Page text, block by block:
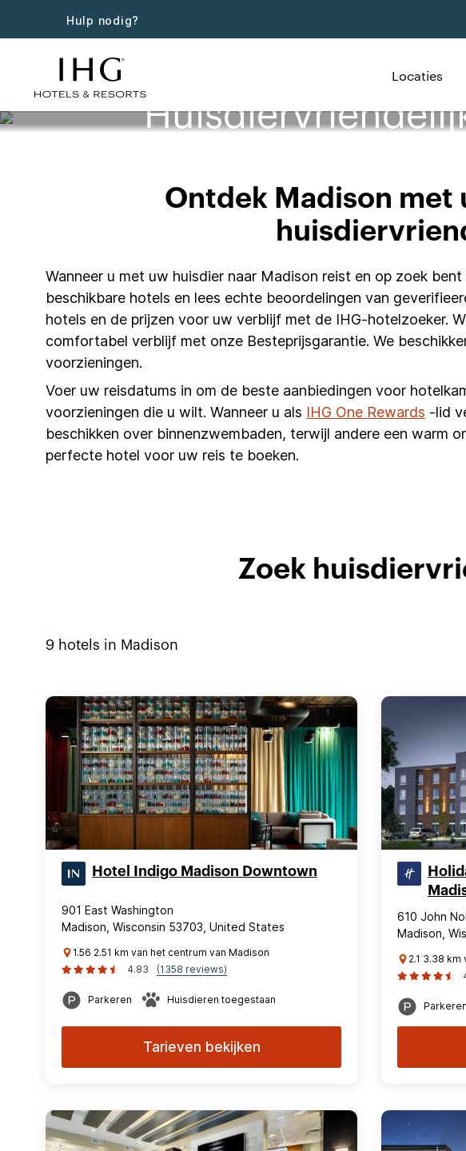
Hulp nodig?
Locaties
Ontdek Madison met
Wanneer u met uw huisdier naar Madison reist en op zoek
beschikbare hotels en lees echte beoordelingen van
hotels en de prijzen voor uw verblijf met de IHG-hotelzoeker.
comfortabel verblijf met onze Besteprijsgarantie. We
voorzieningen.
Voer uw reisdatums in om de beste aanbiedingen voor
voorzieningen die u wilt. Wanneer u als IHG One Rewards -lid
beschikken over binnenzwembaden, terwijl andere een warm
perfecte hotel voor uw reis te boeken.
Zoek
9 hotels in Madison
Hotel Indigo Madison Downtown
901 East Washington
Madison, Wisconsin 53703, United States
1.56 2.51 km van het centrum van Madison
4.83
(1358 reviews)
Parkeren Huisdieren toegestaan
Tarieven bekijken
610 John
Madison,
2.1 3.38
Parkeren